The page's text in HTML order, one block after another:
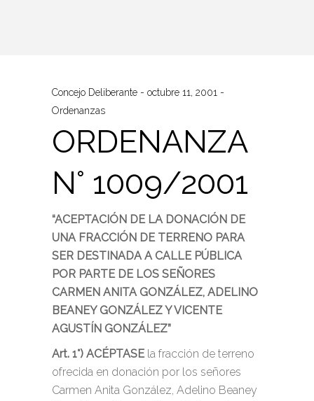
Concejo Deliberante
octubre 11, 2001
Ordenanzas
ORDENANZA
N° 1009/2001
“ACEPTACIÓN DE LA DONACIÓN DE
UNA FRACCIÓN DE TERRENO PARA
SER DESTINADA A CALLE PÚBLICA
POR PARTE DE LOS SEÑORES
CARMEN ANITA GONZÁLEZ, ADELINO
BEANEY GONZÁLEZ Y VICENTE
AGUSTÍN GONZÁLEZ”
Art. 1°) ACÉPTASE la fracción de terreno
ofrecida en donación por los señores
Carmen Anita González, Adelino Beaney